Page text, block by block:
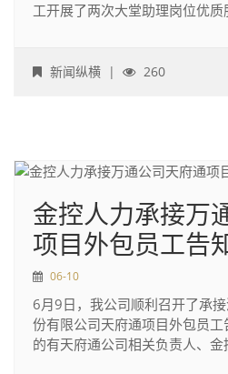
工开展了两次大堂助理岗位优质
新闻纵横 | 260
金控人力承接万
项目外包员工告
06-10
6月9日，我公司顺利召开了承
份有限公司天府通项目外包员
的有天府通公司相关负责人、金